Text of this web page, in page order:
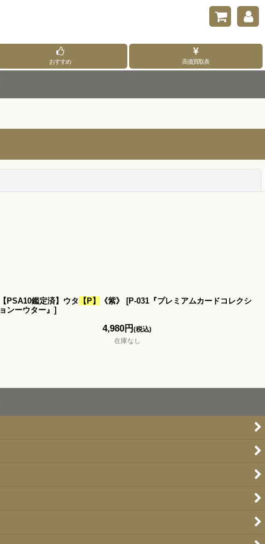
おすすめ 高価買取表
【PSA10鑑定済】ウタ 【P】 《紫》 [P-031『プレミアムカードコレクシ
ョンーウター』]
4,980円(税込)
在庫なし